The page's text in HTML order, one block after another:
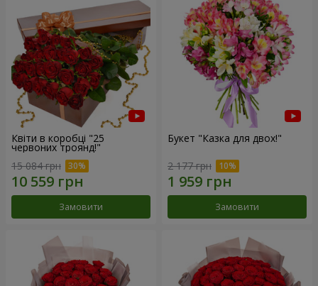
Квіти в коробці "25
червоних троянд!"
15 084 грн
Замовити
Букет "Казка для двох!"
2 177 грн
Замовити